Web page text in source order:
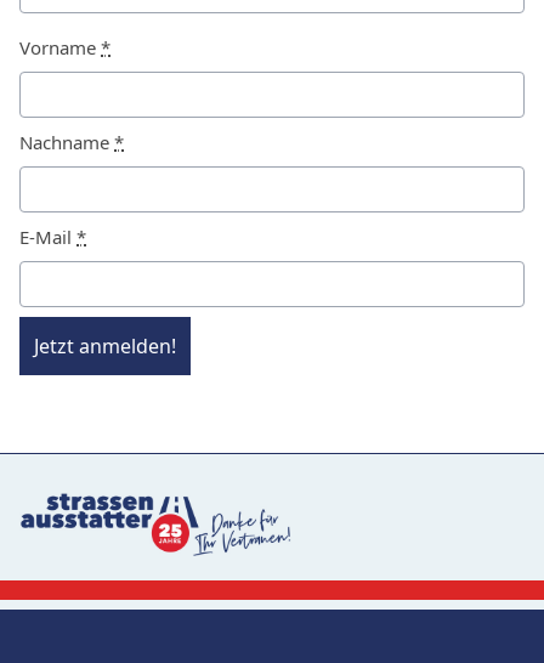
Vorname *
Nachname *
E-Mail *
Jetzt anmelden!